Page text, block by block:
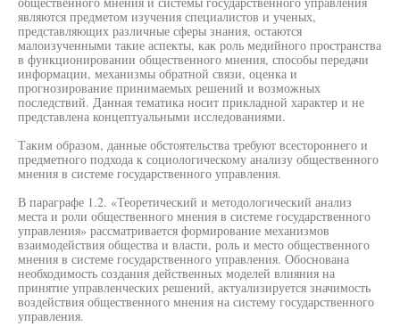
являются предметом изучения специалистов и ученых,
представляющих различные сферы знания, остаются
малоизученными такие аспекты, как роль медийного пространства
в функционировании общественного мнения, способы передачи
информации, механизмы обратной связи, оценка и
прогнозирование принимаемых решений и возможных
последствий. Данная тематика носит прикладной характер и не
представлена концептуальными исследованиями.
Таким образом, данные обстоятельства требуют всестороннего и
предметного подхода к социологическому анализу общественного
мнения в системе государственного управления.
В параграфе 1.2. «Теоретический и методологический анализ
места и роли общественного мнения в системе государственного
управления» рассматривается формирование механизмов
взаимодействия общества и власти, роль и место общественного
мнения в системе государственного управления. Обоснована
необходимость создания действенных моделей влияния на
принятие управленческих решений, актуализируется значимость
воздействия общественного мнения на систему государственного
управления.